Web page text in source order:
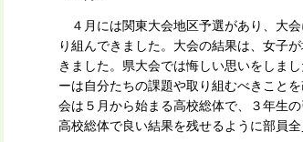
４月には関東大会地区予選があり、大
り組んできました。大会の結果は、女子
きました。県大会では悔しい思いをしま
ーは自分たちの課題や取り組むべきこと
会は５月から始まる高校総体で、３年生
高校総体で良い結果を残せるように部員